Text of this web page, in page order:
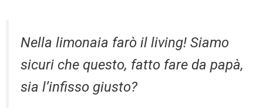
Nella limonaia farò il living! Siamo
sicuri che questo, fatto fare da papà,
sia l’infisso giusto?